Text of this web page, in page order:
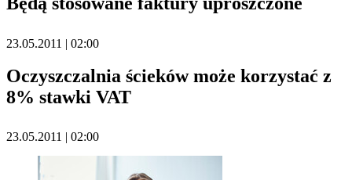
23.05.2011 | 02:00
Oczyszczalnia ścieków może korzystać z
8% stawki VAT
23.05.2011 | 02:00